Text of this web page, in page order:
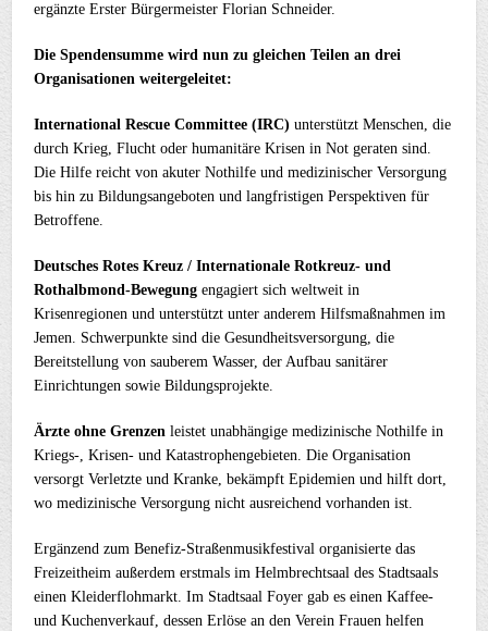
ergänzte Erster Bürgermeister Florian Schneider.
Die Spendensumme wird nun zu gleichen Teilen an drei
Organisationen weitergeleitet:
International Rescue Committee (IRC) unterstützt Menschen, die
durch Krieg, Flucht oder humanitäre Krisen in Not geraten sind.
Die Hilfe reicht von akuter Nothilfe und medizinischer Versorgung
bis hin zu Bildungsangeboten und langfristigen Perspektiven für
Betroffene.
Deutsches Rotes Kreuz / Internationale Rotkreuz- und
Rothalbmond-Bewegung engagiert sich weltweit in
Krisenregionen und unterstützt unter anderem Hilfsmaßnahmen im
Jemen. Schwerpunkte sind die Gesundheitsversorgung, die
Bereitstellung von sauberem Wasser, der Aufbau sanitärer
Einrichtungen sowie Bildungsprojekte.
Ärzte ohne Grenzen leistet unabhängige medizinische Nothilfe in
Kriegs-, Krisen- und Katastrophengebieten. Die Organisation
versorgt Verletzte und Kranke, bekämpft Epidemien und hilft dort,
wo medizinische Versorgung nicht ausreichend vorhanden ist.
Ergänzend zum Benefiz-Straßenmusikfestival organisierte das
Freizeitheim außerdem erstmals im Helmbrechtsaal des Stadtsaals
einen Kleiderflohmarkt. Im Stadtsaal Foyer gab es einen Kaffee-
und Kuchenverkauf, dessen Erlöse an den Verein Frauen helfen